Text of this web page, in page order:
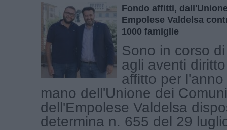
Fondo affitti,
Empolese Valdelsa
1000 famiglie
Sono in corso
agli aventi
affitto per
mano dell'Unione dei
dell'Empolese Valdelsa
determina n. 655 del 29